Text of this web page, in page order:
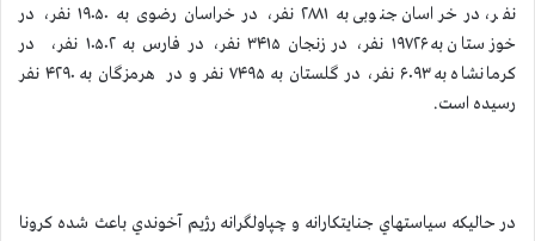
نفر، در خراسان جنوبی به ۲۸۸۱ نفر، در خراسان رضوی به ۱۹۰۵۰ نفر، در
خوزستان به ۱۹۷۲۶ نفر، در زنجان ۳۴۱۵ نفر، در فارس به ۱۰۵۰۲ نفر، در
کرمانشاه به ۶۰۹۳ نفر، در گلستان به ۷۴۹۵ نفر و در هرمزگان به ۴۲۹۰ نفر
رسیده است.
در حاليكه سياستهاي جنايتكارانه و چپاولگرانه رژيم آخوندي باعث شده كرونا